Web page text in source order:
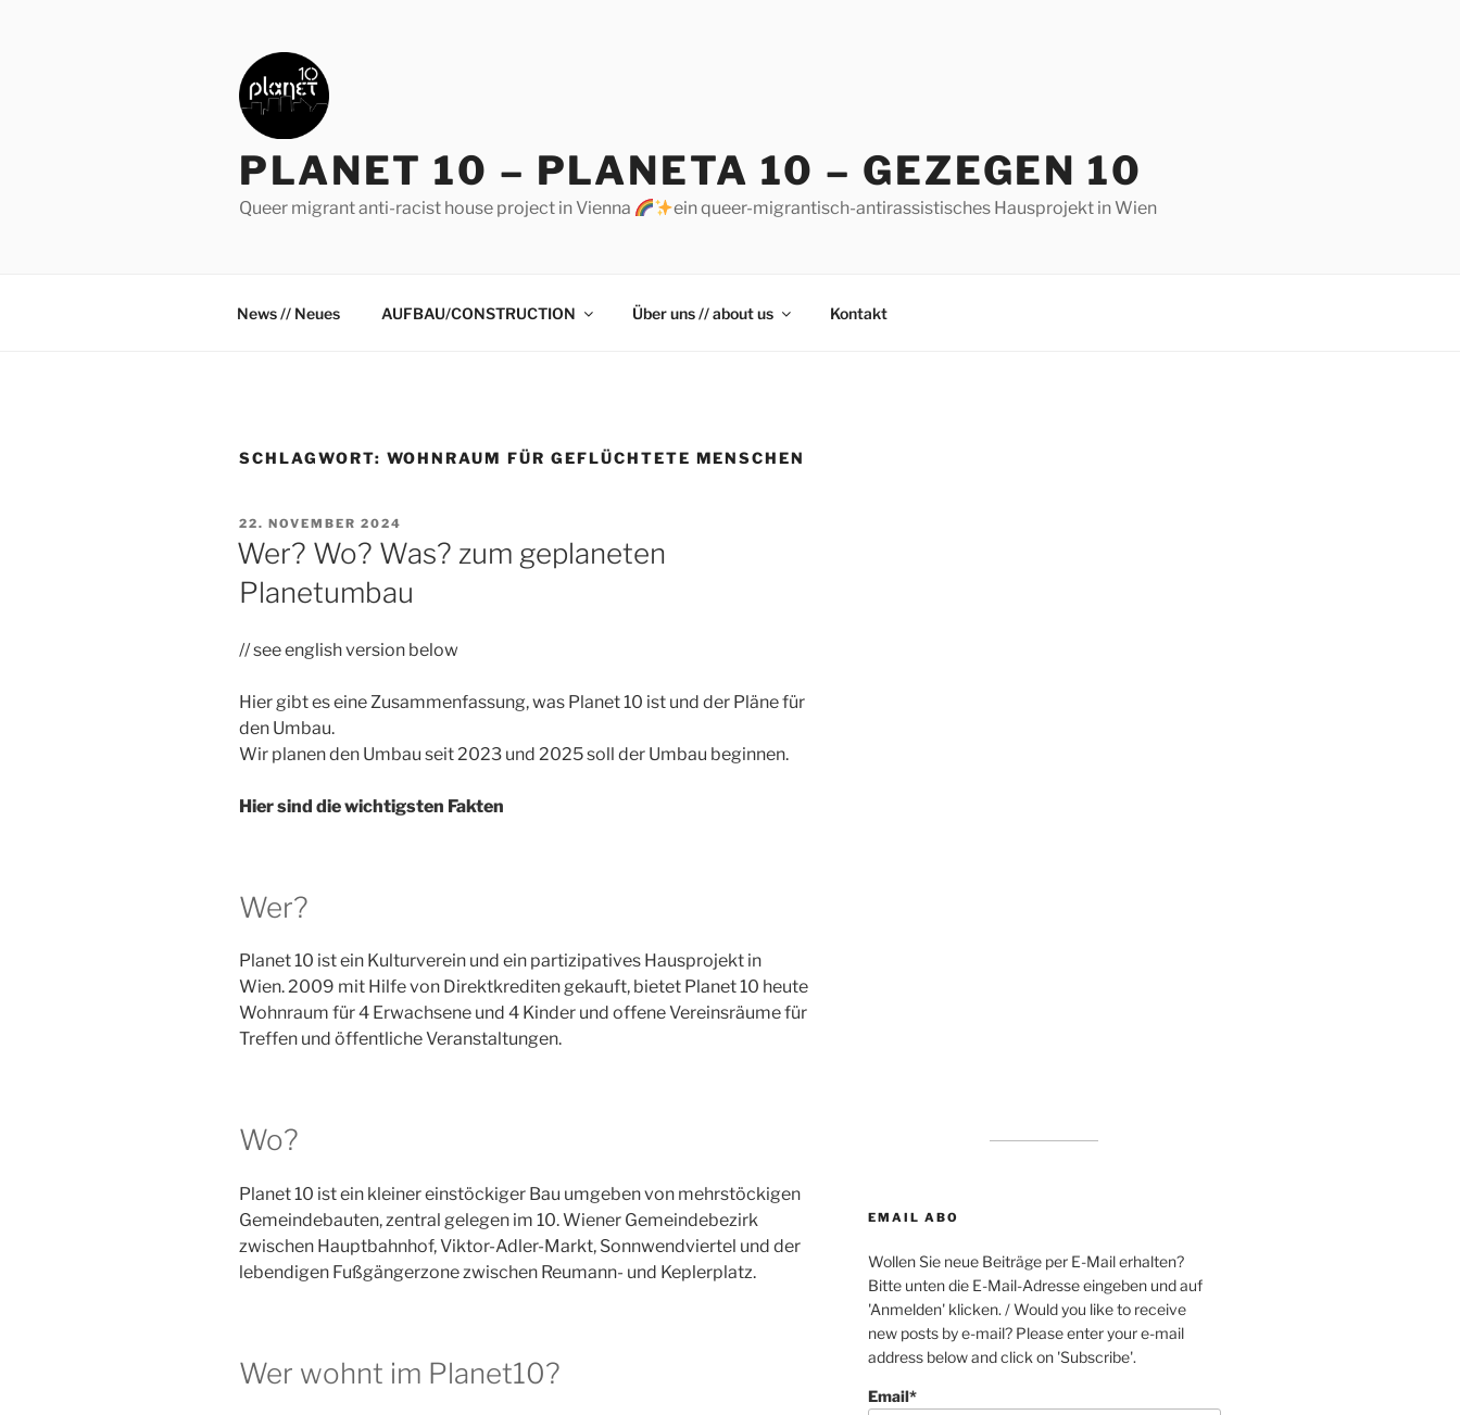
PLANET 10 – PLANETA 10 – GEZEGEN 10
Queer migrant anti-racist house project in Vienna ein queer-migrantisch-antirassistisches Hausprojekt in Wien
News // Neues AUFBAU/CONSTRUCTION Über uns // about us Kontakt
SCHLAGWORT: WOHNRAUM FÜR GEFLÜCHTETE MENSCHEN
VERÖFFENTLICHT
AM
22. NOVEMBER 2024
Wer? Wo? Was? zum geplaneten
Planetumbau
// see english version below
Hier gibt es eine Zusammenfassung, was Planet 10 ist und der Pläne für
den Umbau.
Wir planen den Umbau seit 2023 und 2025 soll der Umbau beginnen.
Hier sind die wichtigsten Fakten
Wer?
Planet 10 ist ein Kulturverein und ein partizipatives Hausprojekt in
Wien. 2009 mit Hilfe von Direktkrediten gekauft, bietet Planet 10 heute
Wohnraum für 4 Erwachsene und 4 Kinder und offene Vereinsräume für
Treffen und öffentliche Veranstaltungen.
Wo?
Planet 10 ist ein kleiner einstöckiger Bau umgeben von mehrstöckigen
Gemeindebauten, zentral gelegen im 10. Wiener Gemeindebezirk
zwischen Hauptbahnhof, Viktor-Adler-Markt, Sonnwendviertel und der
lebendigen Fußgängerzone zwischen Reumann- und Keplerplatz.
Wer wohnt im Planet10?
EMAIL ABO
Wollen Sie neue Beiträge per E-Mail erhalten?
Bitte unten die E-Mail-Adresse eingeben und auf
'Anmelden' klicken. / Would you like to receive
new posts by e-mail? Please enter your e-mail
address below and click on 'Subscribe'.
Email*